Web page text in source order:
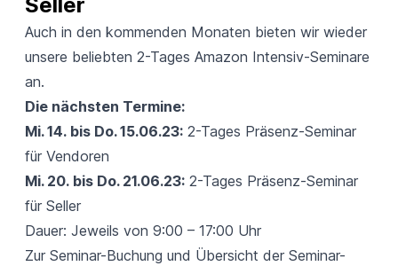
Seller
Auch in den kommenden Monaten bieten wir wieder
unsere beliebten 2-Tages Amazon Intensiv-Seminare
an.
Die nächsten Termine:
Mi. 14. bis Do. 15.06.23:2-Tages Präsenz-Seminar
für Vendoren
Mi. 20. bis Do. 21.06.23:2-Tages Präsenz-Seminar
für Seller
Dauer: Jeweils von 9:00 – 17:00 Uhr
Zur Seminar-Buchung und Übersicht der Seminar-